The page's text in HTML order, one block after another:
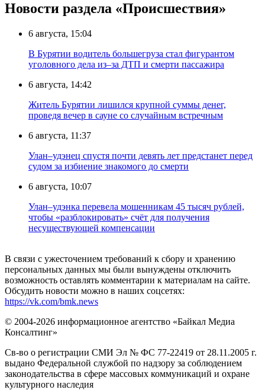
Новости раздела «Происшествия»
6 августа, 15:04
В Бурятии водитель большегруза стал фигурантом
уголовного дела из–за ДТП и смерти пассажира
6 августа, 14:42
Житель Бурятии лишился крупной суммы денег,
проведя вечер в сауне со случайным встречным
6 августа, 11:37
Улан–удэнец спустя почти девять лет предстанет перед
судом за избиение знакомого до смерти
6 августа, 10:07
Улан–удэнка перевела мошенникам 45 тысяч рублей,
чтобы «разблокировать» счёт для получения
несуществующей компенсации
В связи с ужесточением требований к сбору и хранению
персональных данных мы были вынуждены отключить
возможность оставлять комментарии к материалам на сайте.
Обсудить новости можно в наших соцсетях:
https://vk.com/bmk.news
© 2004-2026 информационное агентство «Байкал Медиа
Консалтинг»
Св-во о регистрации СМИ Эл № ФС 77-22419 от 28.11.2005 г.
выдано Федеральной службой по надзору за соблюдением
законодательства в сфере массовых коммуникаций и охране
культурного наследия